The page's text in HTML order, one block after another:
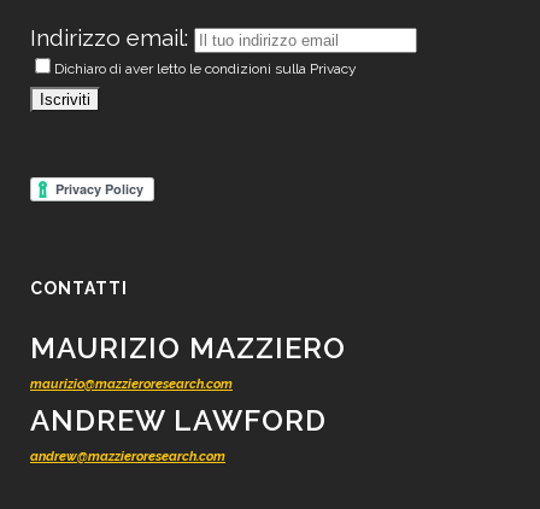
Indirizzo email:
Dichiaro di aver letto le condizioni sulla Privacy
CONTATTI
MAURIZIO MAZZIERO
maurizio@mazzieroresearch.com
ANDREW LAWFORD
andrew@mazzieroresearch.com